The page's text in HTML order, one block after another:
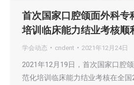
首次国家口腔颌面外科专
培训临床能力结业考核顺
学会动态 cndent 2021年12月24日
2021年12月19日，首次国家口腔
范化培训临床能力结业考核在全国